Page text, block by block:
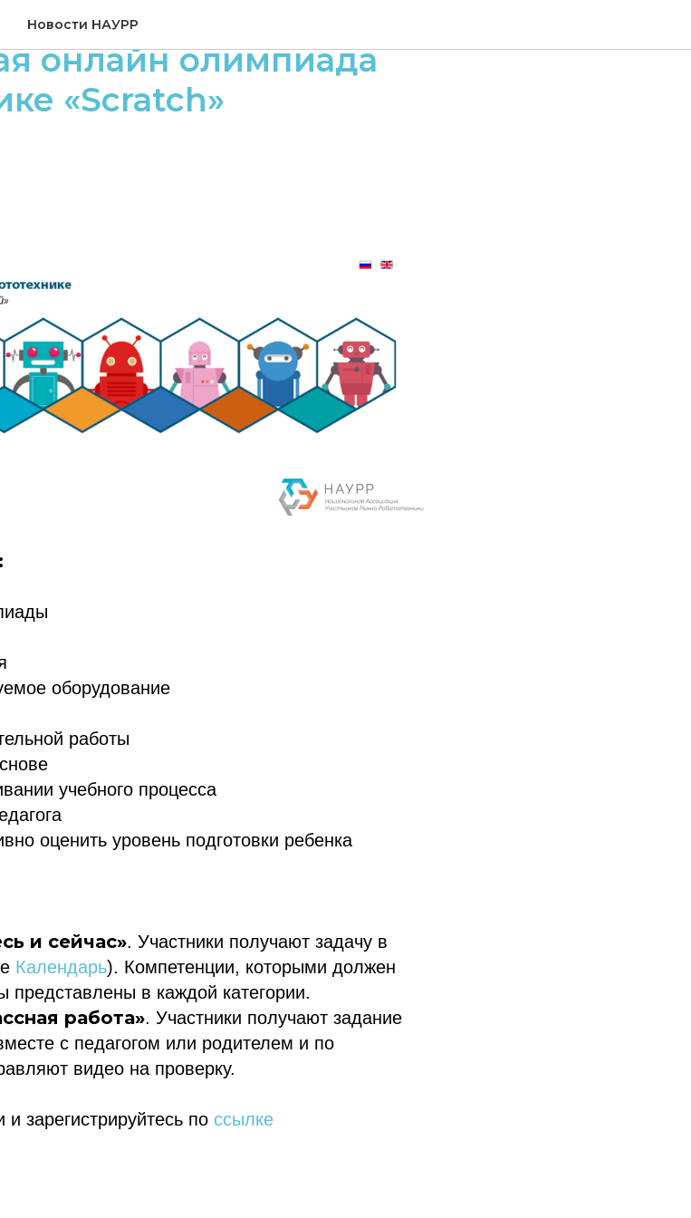
Новости НАУРР
пройдет
онлайн олимпиада
«Scratch»
оборудование
работы
учебного процесса
оценить уровень подготовки ребенка
и сейчас». Участники получают задачу в
Календарь). Компетенции, которыми должен
представлены в каждой категории.
работа». Участники получают задание
с педагогом или родителем и по
видео на проверку.
зарегистрируйтесь по ссылке
— обязательна